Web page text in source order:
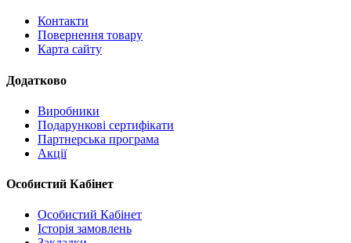
Контакти
Повернення товару
Карта сайту
Додатково
Виробники
Подарункові сертифікати
Партнерська програма
Акції
Особистий Кабінет
Особистий Кабінет
Історія замовлень